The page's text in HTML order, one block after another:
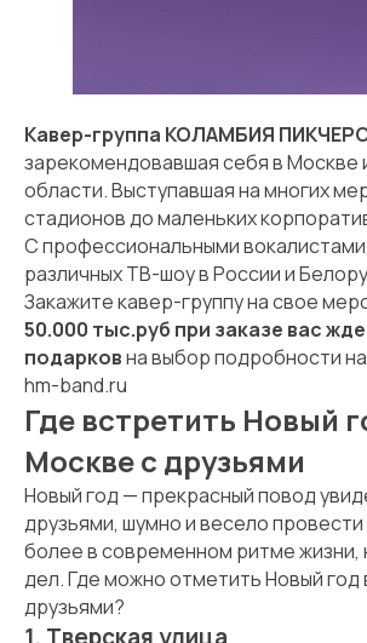
Кавер-группа КОЛАМБИЯ
зарекомендовавшая себя в Москве
области. Выступавшая на многих
стадионов до маленьких
С профессиональными
различных ТВ-шоу в России и
Закажите кавер-группу на свое
50.000 тыс.руб при заказе вас
подарковна выбор подробности
hm-band.ru
Где встретить Новый
Москве с друзьями
Новый год — прекрасный повод
друзьями, шумно и весело
более в современном ритме жизни,
дел. Где можно отметить Новый год
друзьями?